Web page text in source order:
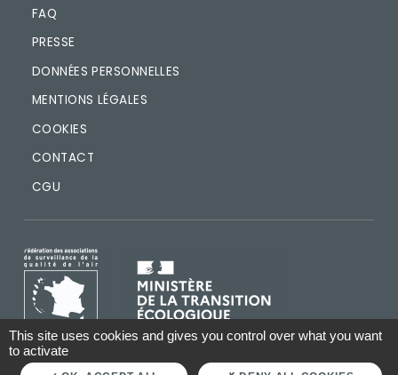
FAQ
PRESSE
DONNÉES PERSONNELLES
MENTIONS LÉGALES
COOKIES
CONTACT
CGU
IMAGE IMAGE
This site uses cookies and gives you control over what you want
to activate